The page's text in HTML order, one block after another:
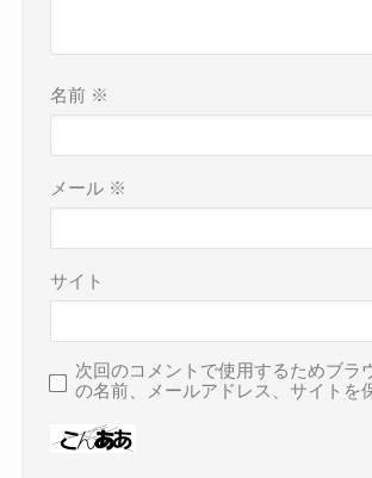
名前 ※
メール ※
サイト
次回のコメントで使用するためブラ
の名前、メールアドレス、サイトを